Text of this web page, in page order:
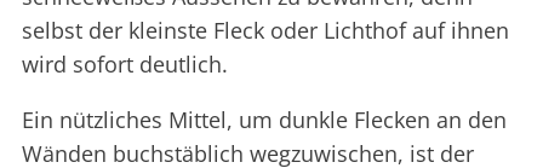
selbst der kleinste Fleck oder Lichthof auf ihnen
wird sofort deutlich.
Ein nützliches Mittel, um dunkle Flecken an den
Wänden buchstäblich wegzuwischen, ist der